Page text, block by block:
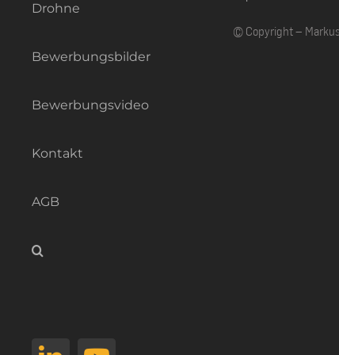
Drohne
Bewerbungsbilder
Bewerbungsvideo
Kontakt
AGB
© Copyright –